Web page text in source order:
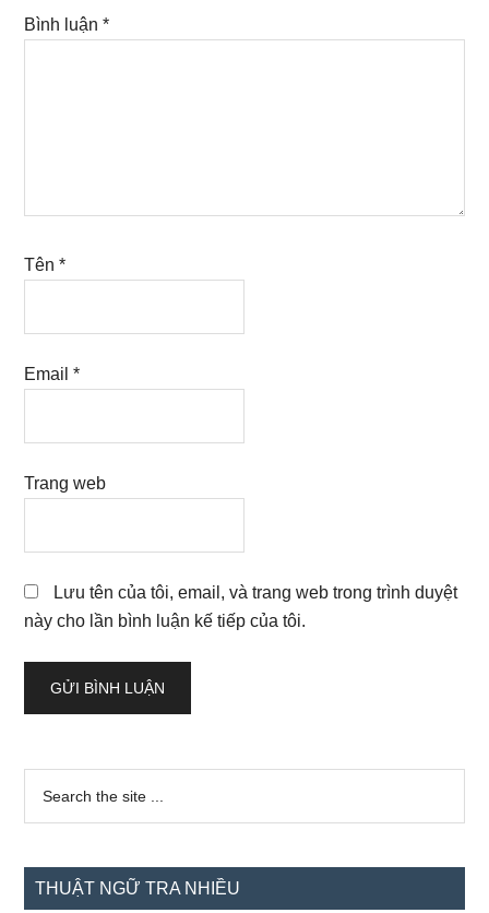
Bình luận*
Tên*
Email*
Trang web
Lưu tên của tôi, email, và trang web trong trình duyệt
này cho lần bình luận kế tiếp của tôi.
Sidebar
chính
...
THUẬT NGỮ TRA NHIỀU